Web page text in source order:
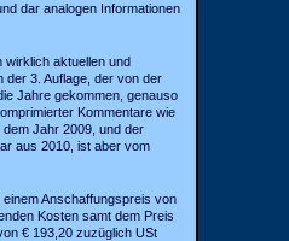
dar analogen Informationen
wirklich aktuellen und
der 3. Auflage, der von der
Jahre gekommen, genauso
Kommentare wie
Jahr 2009, und der
aus 2010, ist aber vom
Anschaffungspreis von
Kosten samt dem Preis
€ 193,20 zuzüglich USt